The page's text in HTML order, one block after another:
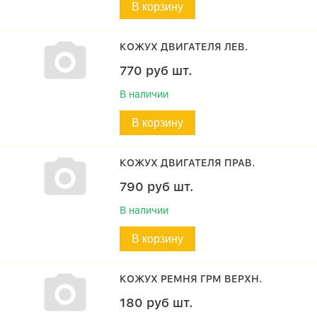
В корзину
КОЖУХ ДВИГАТЕЛЯ ЛЕВ.
770 руб шт.
В наличии
В корзину
КОЖУХ ДВИГАТЕЛЯ ПРАВ.
790 руб шт.
В наличии
В корзину
КОЖУХ РЕМНЯ ГРМ ВЕРХН.
180 руб шт.